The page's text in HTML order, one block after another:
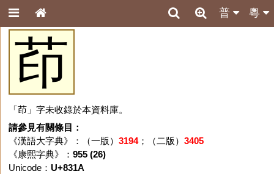
粵
普
茚
「茚」字未收錄於本資料庫。
請參見有關條目：
《漢語大字典》：（一版） 3194；（二版） 3405
《康熙字典》： 955 (26)
Unicode： U+831A